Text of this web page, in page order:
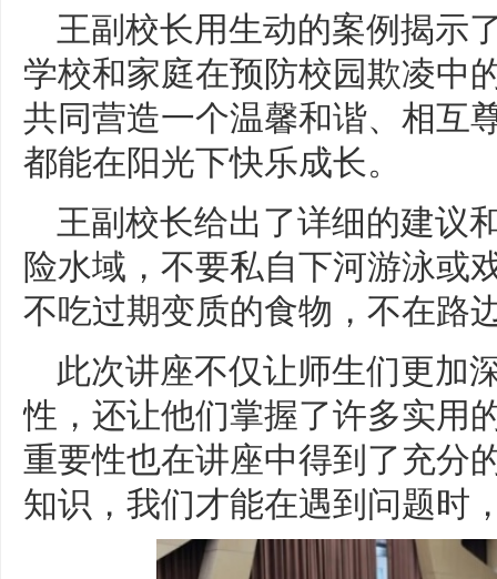
王副校长用生动的案例揭示
学校和家庭在预防校园欺凌中
共同营造一个温馨和谐、相互
都能在阳光下快乐成长。
王副校长给出了详细的建议
险水域，不要私自下河游泳或
不吃过期变质的食物，不在路
此次讲座不仅让师生们更加
性，还让他们掌握了许多实用
重要性也在讲座中得到了充分
知识，我们才能在遇到问题时